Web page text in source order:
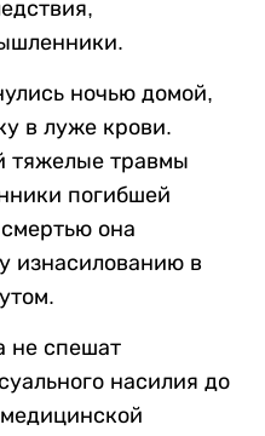
ночью домой,
в луже крови.
тяжелые травмы
погибшей
она
изнасилованию в
не спешат
насилия до